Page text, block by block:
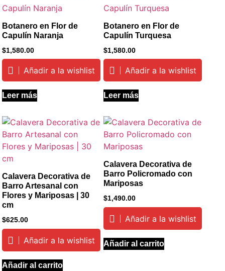
Botanero en Flor de
Capulín Naranja
$1,580.00
Añadir a la wishlist
Leer más
Botanero en Flor de
Capulín Turquesa
$1,580.00
Añadir a la wishlist
Leer más
Calavera Decorativa de
Barro Artesanal con
Flores y Mariposas | 30
cm
$625.00
Añadir a la wishlist
Añadir al carrito
Calavera Decorativa de
Barro Policromado con
Mariposas
$1,490.00
Añadir a la wishlist
Añadir al carrito